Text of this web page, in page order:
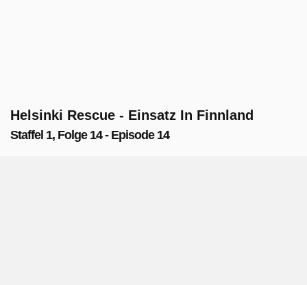
Helsinki Rescue - Einsatz In Finnland
Staffel 1, Folge 14 - Episode 14